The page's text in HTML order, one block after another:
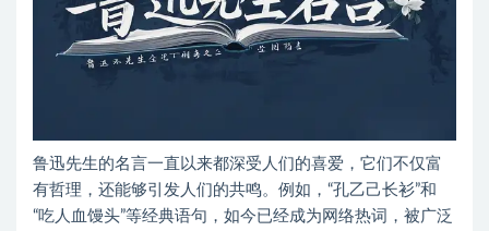
鲁迅先生的名言一直以来都深受人们的喜爱，它们不仅富
有哲理，还能够引发人们的共鸣。例如，“孔乙己长衫”和
“吃人血馒头”等经典语句，如今已经成为网络热词，被广泛